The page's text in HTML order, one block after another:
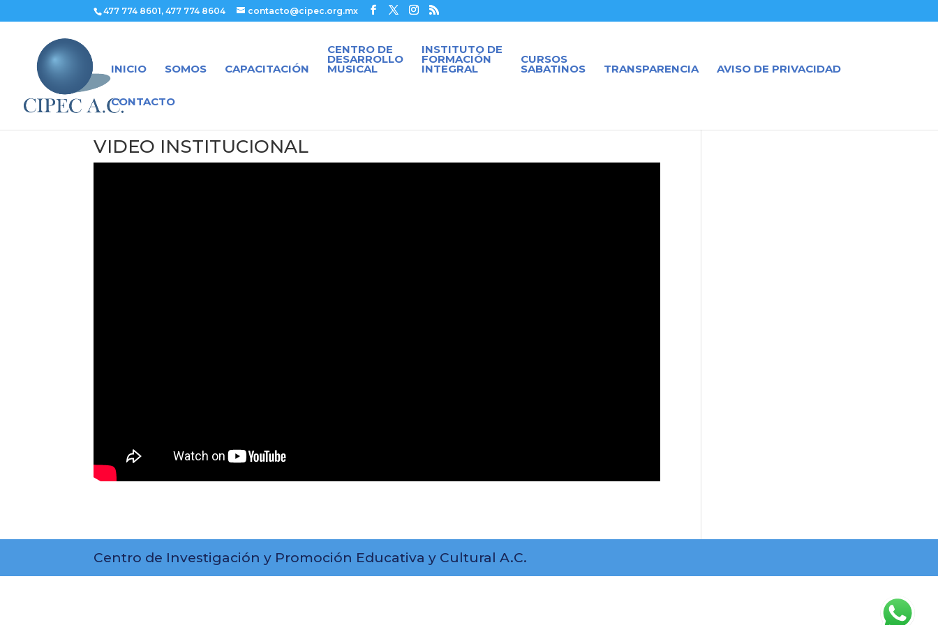
477 774 8601, 477 774 8604 contacto@cipec.org.mx
INICIO SOMOS CAPACITACIÓN
CENTRO DE
DESARROLLO
MUSICAL
INSTITUTO DE
FORMACIÓN
INTEGRAL
CURSOS
SABATINOS TRANSPARENCIA AVISO DE PRIVACIDAD
CONTACTO
VIDEO INSTITUCIONAL
Centro de Investigación y Promoción Educativa y Cultural A.C.